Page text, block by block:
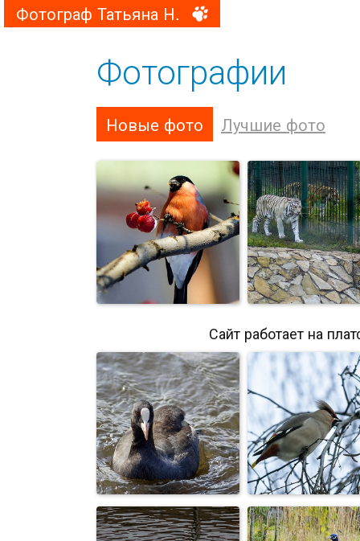
Фотограф Татьяна Н.
Фотографии
Новые фото Лучшие фото
Снегирь Тигры
Сайт работает на